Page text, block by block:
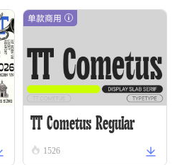
单款商用
TT Cometus Regular
1526